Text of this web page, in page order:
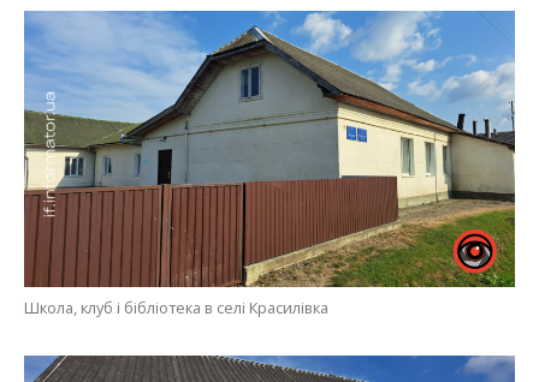
Школа, клуб і бібліотека в селі Красилівка